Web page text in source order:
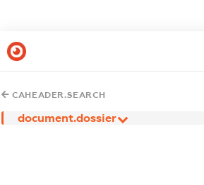
CAHEADER.SEARCH
document.dossier